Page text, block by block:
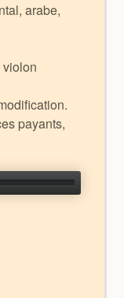
arabe,
violon
payants,